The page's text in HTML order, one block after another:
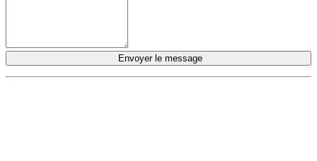
Envoyer le message